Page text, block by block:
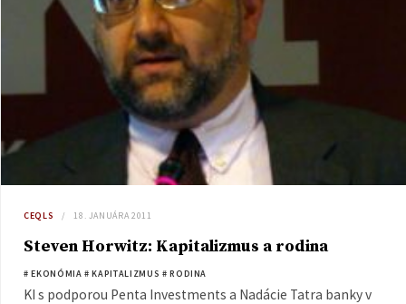
CEQLS 18. JANUÁRA 2011
Steven Horwitz: Kapitalizmus a rodina
# EKONÓMIA # KAPITALIZMUS # RODINA
KI s podporou Penta Investments a Nadácie Tatra banky v